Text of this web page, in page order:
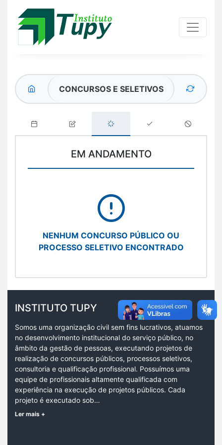
CONCURSOS E SELETIVOS
EM ANDAMENTO
NENHUM CONCURSO PÚBLICO OU
PROCESSO SELETIVO ENCONTRADO
INSTITUTO TUPY
Somos uma organização civil sem fins lucrativos, atuamos
no desenvolvimento institucional do serviço público, no
âmbito da gestão de pessoas, executando projetos de
realização de concursos públicos, processos seletivos,
consultoria e qualificação profissional. Possuímos uma
equipe de profissionais altamente qualificada com
experiência na execução de projetos públicos. Cada
projeto é executado sob…
Ler mais +